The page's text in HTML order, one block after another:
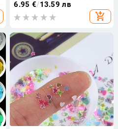
си сам аксесоар Стереоскопични
пайети с цветя 10 g Многоцветен
4 mm
6.95 €/13.59 лв
add_shopping_cart